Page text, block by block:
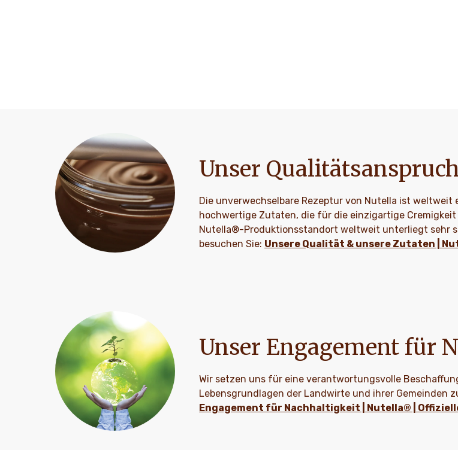
Unser
Die unverwechselbare Rezeptur von Nutella ist
hochwertige Zutaten, die für die einzigartige
Nutella®-Produktionsstandort weltweit unterliegt sehr
besuchen Sie: Unsere Qualität & unsere Zutaten |
Unser Engagement für
Wir setzen uns für eine verantwortungsvolle
Lebensgrundlagen der Landwirte und ihrer Gemeinden
Engagement für Nachhaltigkeit | Nutella® |